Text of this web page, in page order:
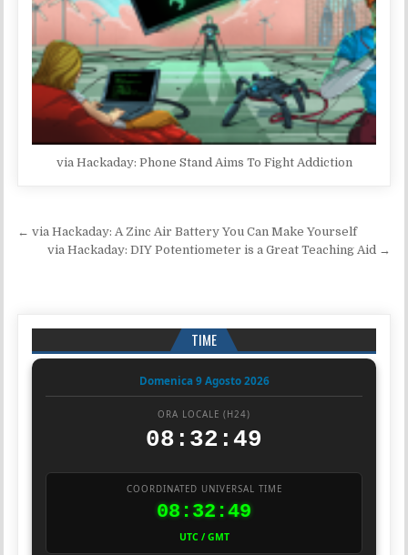
via Hackaday: Phone Stand Aims To Fight Addiction
Navigazione articoli
← via Hackaday: A Zinc Air Battery You Can Make Yourself
via Hackaday: DIY Potentiometer is a Great Teaching Aid →
TIME
Domenica 9 Agosto 2026
ORA LOCALE (H24)
08:32:50
COORDINATED UNIVERSAL TIME
08:32:50
UTC / GMT